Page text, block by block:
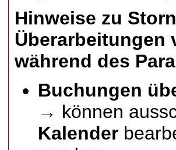
Hinweise zu
Überarbeitungen
während des
Buchungen
→ können
Kalender